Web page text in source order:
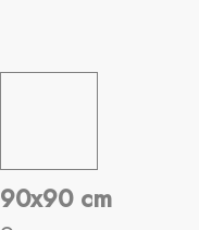
90x90 cm